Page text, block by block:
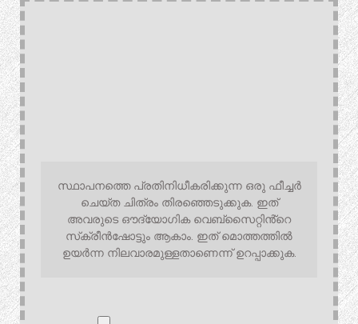
സ്ഥാപനത്തെ പ്രതിനിധീകരിക്കുന്ന ഒരു ഫീച്ചർ
ചെയ്ത ചിത്രം തിരഞ്ഞെടുക്കുക. ഇത്
അവരുടെ ഔദ്യോഗിക വെബ്‌സൈറ്റിൻ്റെ
സ്‌ക്രീൻഷോട്ടും ആകാം. ഇത് മൊത്തത്തിൽ
ഉയർന്ന നിലവാരമുള്ളതാണെന്ന് ഉറപ്പാക്കുക.